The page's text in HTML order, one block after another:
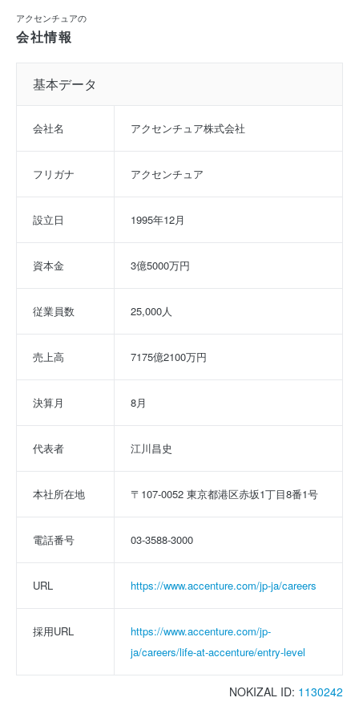
アクセンチュアの
会社情報
基本データ
会社名 アクセンチュア株式会社
フリガナ アクセンチュア
設立日 1995年12月
資本金 3億5000万円
従業員数 25,000人
売上高 7175億2100万円
決算月 8月
代表者 江川昌史
本社所在地 〒107-0052 東京都港区赤坂1丁目8番1号
電話番号 03-3588-3000
URL https://www.accenture.com/jp-ja/careers
採用URL
https://www.accenture.com/jp-
ja/careers/life-at-accenture/entry-level
NOKIZAL ID: 1130242